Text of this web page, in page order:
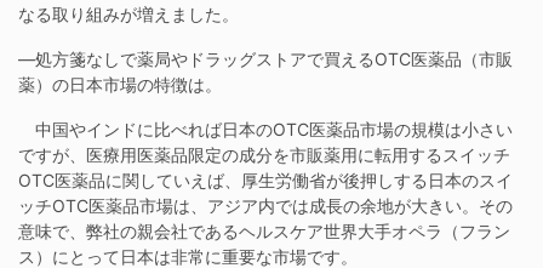
なる取り組みが増えました。
―処方箋なしで薬局やドラッグストアで買えるOTC医薬品（市販
薬）の日本市場の特徴は。
中国やインドに比べれば日本のOTC医薬品市場の規模は小さい
ですが、医療用医薬品限定の成分を市販薬用に転用するスイッチ
OTC医薬品に関していえば、厚生労働省が後押しする日本のスイ
ッチOTC医薬品市場は、アジア内では成長の余地が大きい。その
意味で、弊社の親会社であるヘルスケア世界大手オペラ（フラン
ス）にとって日本は非常に重要な市場です。